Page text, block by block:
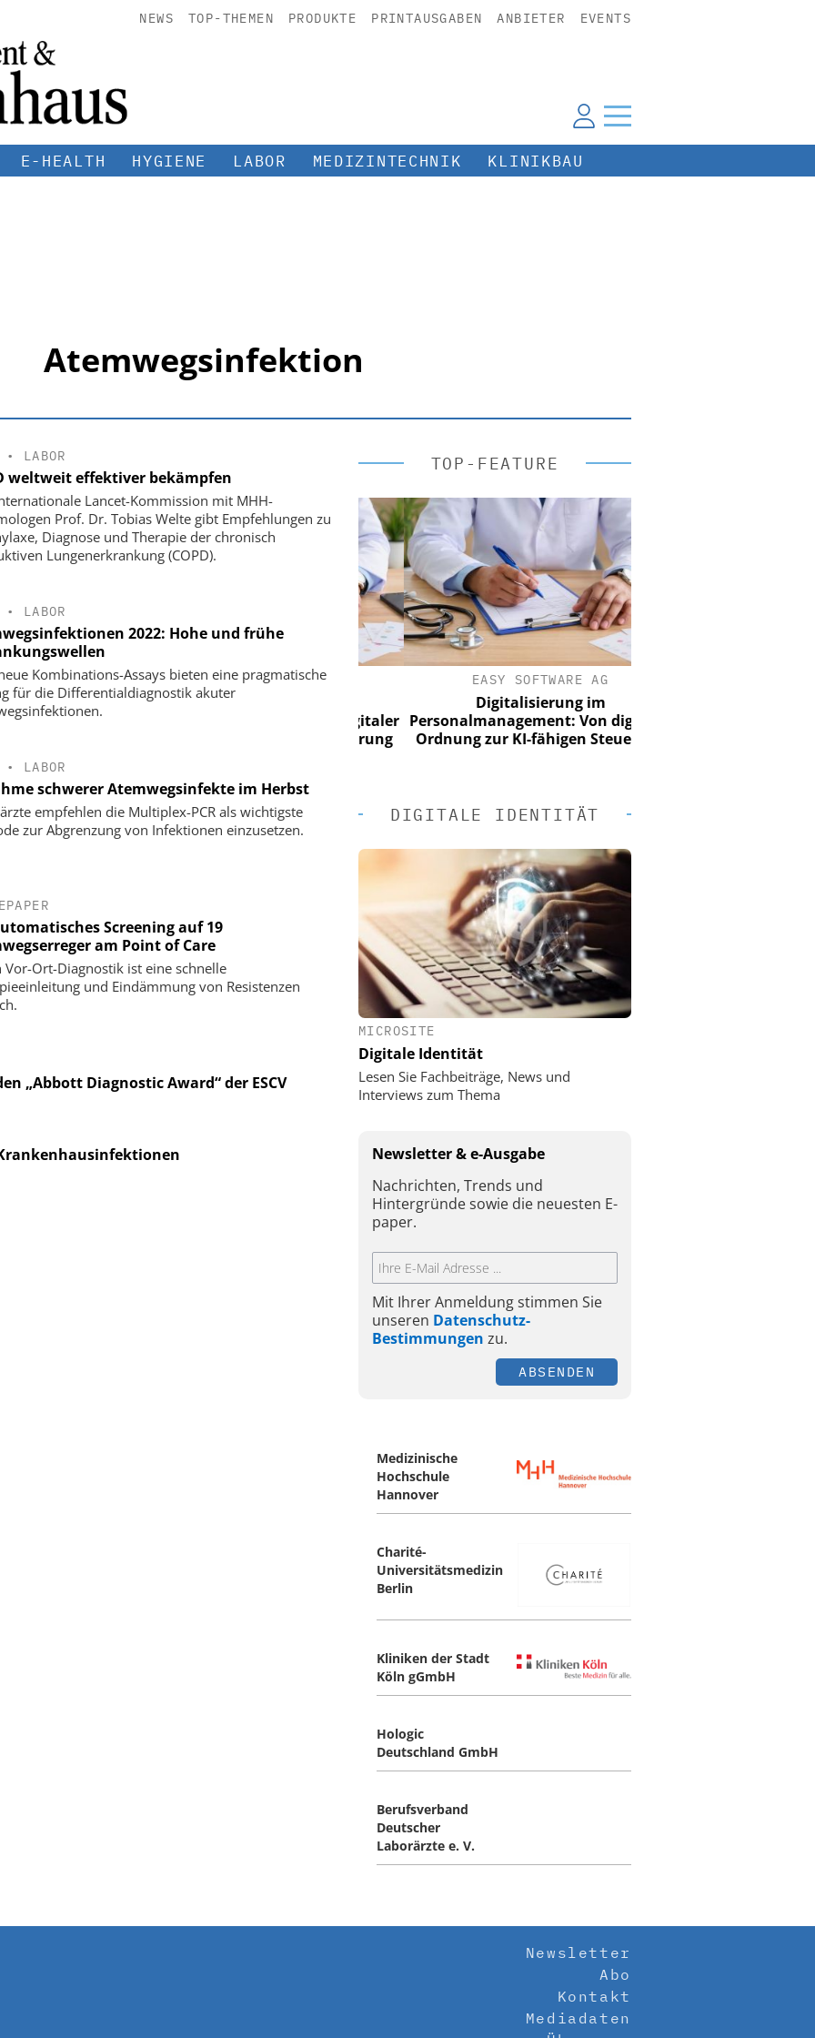
NEWS TOP-THEMEN PRODUKTE PRINTAUSGABEN ANBIETER EVENTS
E-HEALTH HYGIENE LABOR MEDIZINTECHNIK KLINIKBAU
Atemwegsinfektion
• LABOR
weltweit effektiver bekämpfen
Lancet-Kommission mit MHH-
Prof. Dr. Tobias Welte gibt Empfehlungen zu
Diagnose und Therapie der chronisch
Lungenerkrankung (COPD).
• LABOR
2022: Hohe und frühe
Kombinations-Assays bieten eine pragmatische
für die Differentialdiagnostik akuter
• LABOR
schwerer Atemwegsinfekte im Herbst
empfehlen die Multiplex-PCR als wichtigste
zur Abgrenzung von Infektionen einzusetzen.
Screening auf 19
am Point of Care
Vor-Ort-Diagnostik ist eine schnelle
und Eindämmung von Resistenzen
„Abbott Diagnostic Award“ der ESCV
TOP-FEATURE
AG
digitaler
EASY SOFTWARE AG
Digitalisierung im
Personalmanagement: Von digitaler
EASY SOFTWARE AG
Digitalisierung im
Personalmanagement: Von digitaler
Ordnung zur KI-fähigen Steuerung
DIGITALE IDENTITÄT
MICROSITE
Digitale Identität
Lesen Sie Fachbeiträge, News und
Interviews zum Thema
Newsletter & e-Ausgabe
Nachrichten, Trends und
Hintergründe sowie die neuesten E-
paper.
Mit Ihrer Anmeldung stimmen Sie
unseren Datenschutz-
Bestimmungen zu.
ABSENDEN
Medizinische
Hochschule
Hannover
Charité-
Universitätsmedizin
Berlin
Kliniken der Stadt
Köln gGmbH
Hologic
Deutschland GmbH
Berufsverband
Deutscher
Laborärzte e. V.
Newsletter
Abo
Kontakt
Mediadaten